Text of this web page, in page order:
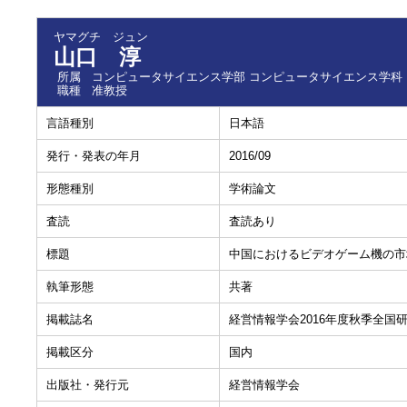
ヤマグチ ジュン
山口 淳
所属
コンピュータサイエンス学部 コンピュータサイエンス学科
職種
准教授
言語種別 日本語
発行・発表の年月 2016/09
形態種別 学術論文
査読 査読あり
標題 中国におけるビデオゲーム機の
執筆形態 共著
掲載誌名 経営情報学会2016年度秋季全国
掲載区分 国内
出版社・発行元 経営情報学会